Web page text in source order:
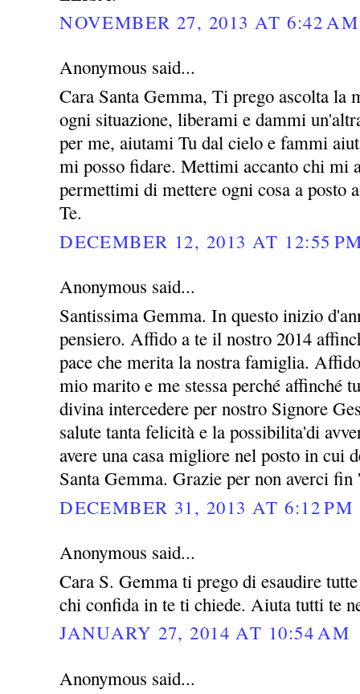
NOVEMBER 27, 2013 AT 6:42 AM
Anonymous said...
Cara Santa Gemma, Ti prego ascolta la
ogni situazione, liberami e dammi
per me, aiutami Tu dal cielo e fammi
mi posso fidare. Mettimi accanto chi mi
permettimi di mettere ogni cosa a posto
Te.
DECEMBER 12, 2013 AT 12:55
Anonymous said...
Santissima Gemma. In questo inizio
pensiero. Affido a te il nostro 2014
pace che merita la nostra famiglia.
mio marito e me stessa perché affinché
divina intercedere per nostro Signore
salute tanta felicità e la possibilita'di
avere una casa migliore nel posto in cui
Santa Gemma. Grazie per non averci fin
DECEMBER 31, 2013 AT 6:12 PM
Anonymous said...
Cara S. Gemma ti prego di esaudire
chi confida in te ti chiede. Aiuta tutti te
JANUARY 27, 2014 AT 10:54 AM
Anonymous said...